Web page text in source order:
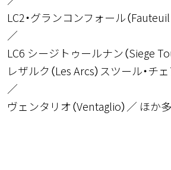
LC2・グランコンフォール（
LC6 シージトゥールナン（Siege
レザルク（Les Arcs）スツール・チ
ヴェンタリオ（Ventaglio） ほか